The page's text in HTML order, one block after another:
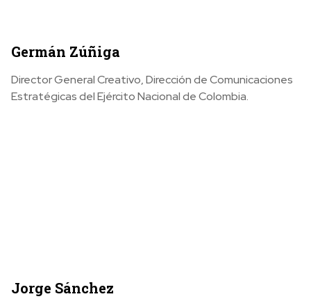
Germán Zúñiga
Director General Creativo, Dirección de Comunicaciones
Estratégicas del Ejército Nacional de Colombia.
Jorge Sánchez